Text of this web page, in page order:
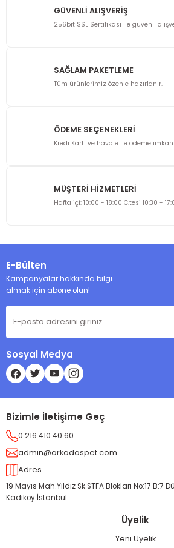
GÜVENLİ ALIŞVERİŞ
256bit SSL Sertifikası ile güvenli
SAĞLAM PAKETLEME
Tüm ürünlerimiz özenle hazırlanır.
ÖDEME SEÇENEKLERİ
Kredi Kartı ve havale ile ödeme imkanı
MÜŞTERİ HİZMETLERİ
Hafta içi: 10:00 - 18:00 C.tesi 10:30 -
E-Bülten
Kampanyalar hakkında bilgi
almak için abone olun!
Sosyal Medya
Bizimle İletişime Geç
0 216 410 40 60
admin@arkadaspet.com
Adres
19 Mayıs Mah.Yıldız Sk.STFA Blokları No:17 B:7
Kadıköy İstanbul
Üyelik
Yeni Üyelik